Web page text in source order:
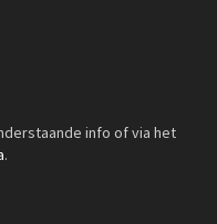
info of via het
.